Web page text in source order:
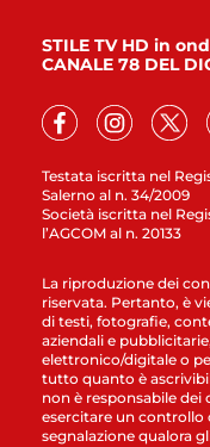
Testata iscritta nel
Salerno al n. 34/2009
Società iscritta nel
l’AGCOM al n. 20133
STILE TV HD in
CANALE 78 DEL
La riproduzione dei
riservata. Pertanto, è
di testi, fotografie,
aziendali e
elettronico/digitale o
tutto quanto è
non è responsabile
esercitare un controllo
segnalazione qualora